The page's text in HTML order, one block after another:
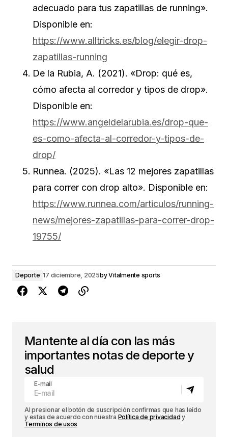
adecuado para tus zapatillas de running».
Disponible en:
https://www.alltricks.es/blog/elegir-drop-
zapatillas-running
De la Rubia, A. (2021). «Drop: qué es,
cómo afecta al corredor y tipos de drop».
Disponible en:
https://www.angeldelarubia.es/drop-que-
es-como-afecta-al-corredor-y-tipos-de-
drop/
Runnea. (2025). «Las 12 mejores zapatillas
para correr con drop alto». Disponible en:
https://www.runnea.com/articulos/running-
news/mejores-zapatillas-para-correr-drop-
19755/
Deporte 17 diciembre, 2025byVitalmente sports
Mantente al día con las más
importantes notas de deporte y
salud
E-mail
Al presionar el botón de suscripción confirmas que has leído
y estas de acuerdo con nuestra Política de privacidad y
Terminos de usos